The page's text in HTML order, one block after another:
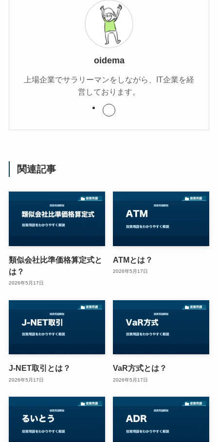
oidema
上場企業でサラリーマンをしながら、IT企業を経
営しております。
関連記事
類似会社比準価格算定式と
は？
2026年5月17日
ATMとは？
2026年5月17日
J-NET取引とは？
2026年5月17日
VaR方式とは？
2026年5月17日